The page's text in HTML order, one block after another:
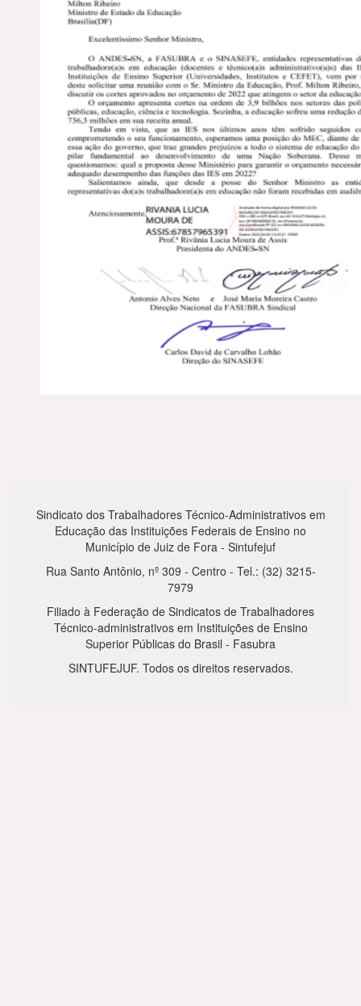
Sindicato dos Trabalhadores Técnico-Administrativos em
Educação das Instituições Federais de Ensino no
Município de Juiz de Fora - Sintufejuf
Rua Santo Antônio, nº 309 - Centro - Tel.: (32) 3215-
7979
Filiado à Federação de Sindicatos de Trabalhadores
Técnico-administrativos em Instituições de Ensino
Superior Públicas do Brasil - Fasubra
SINTUFEJUF. Todos os direitos reservados.